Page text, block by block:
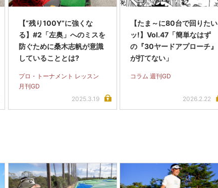
【“残り100Y”に強くな
る】#2「左奥」へのミスを
防ぐために桑木志帆が意識
していることとは?
プロ・トーナメント レッスン
月刊GD
2025.3.19
【たま～に80台で回りたい
ッ!】Vol.47「簡単なはず
の『30ヤードアプローチ』
が打てない」
コラム 週刊GD
2026.2.22